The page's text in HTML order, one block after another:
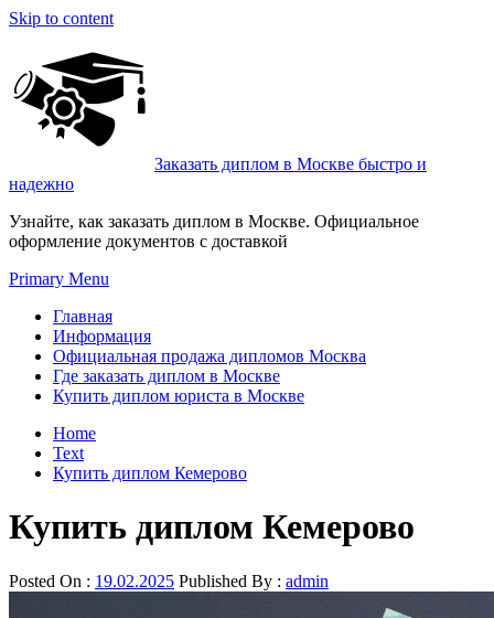
Skip to content
Заказать диплом в Москве быстро и
надежно
Узнайте, как заказать диплом в Москве. Официальное
оформление документов с доставкой
Primary Menu
Главная
Информация
Официальная продажа дипломов Москва
Где заказать диплом в Москве
Купить диплом юриста в Москве
Home
Text
Купить диплом Кемерово
Купить диплом Кемерово
Posted On : 19.02.2025 Published By : admin